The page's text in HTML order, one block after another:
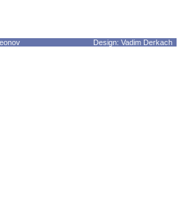
Design: Vadim Derkach